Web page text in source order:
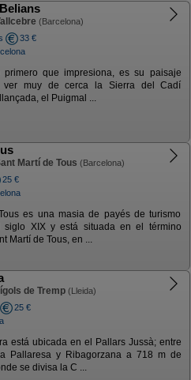
(Barcelona)
33 €
primero que impresiona, es su paisaje
ver muy de cerca la Sierra del Cadí
el Puigmal ...
Martí de Tous (Barcelona)
25 €
es una masia de payés de turismo
siglo XIX y está situada en el término
Martí de Tous, en ...
de Tremp (Lleida)
25 €
está ubicada en el Pallars Jussà; entre
Pallaresa y Ribagorzana a 718 m de
se divisa la C ...